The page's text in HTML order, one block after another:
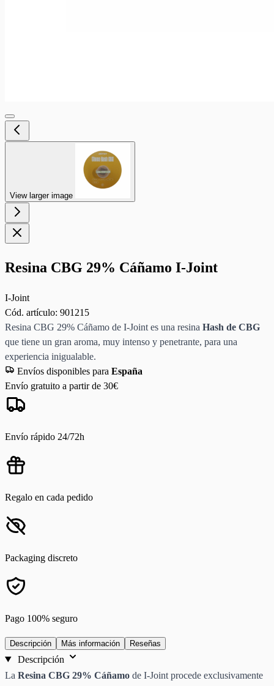
View larger image
Resina CBG 29% Cáñamo I-Joint
I-Joint
Cód. artículo: 901215
Resina CBG 29% Cáñamo de I-Joint es una resina Hash de CBG
que tiene un gran aroma, muy intenso y penetrante, para una
experiencia inigualable.
Envíos disponibles para España
Envío gratuito a partir de 30€
Envío rápido 24/72h
Regalo en cada pedido
Packaging discreto
Pago 100% seguro
Descripción Más información Reseñas
Descripción
La Resina CBG 29% Cáñamo de I-Joint procede exclusivamente